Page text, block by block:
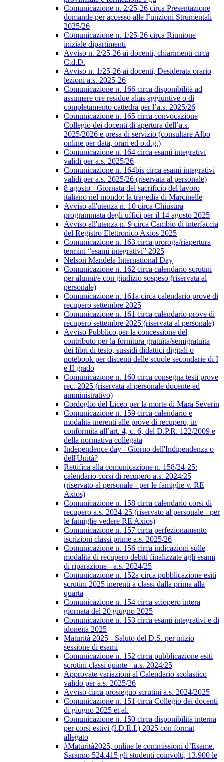
Comunicazione n. 2/25-26 circa Presentazione
domande per accesso alle Funzioni Strumentali
2025/26
Comunicazione n. 1/25-26 circa Riunione
iniziale dipartimenti
Avviso n. 2/25-26 ai docenti, chiarimenti circa
C.d.D.
Avviso n. 1/25-26 ai docenti, Desiderata orario
lezioni a.s. 2025-26
Comunicazione n. 166 circa disponibilità ad
assumere ore residue alias aggiuntive o di
completamento cattedra per l’a.s. 2025/26
Comunicazione n. 165 circa convocazione
Collegio dei docenti di apertura dell’a.s.
2025/2026 e presa di servizio (consultare Albo
online per data, orari ed o.d.g.)
Comunicazione n. 164 circa esami integrativi
validi per a.s. 2025/26
Comunicazione n. 164bis circa esami integrativi
validi per a.s. 2025/26 (riservata al personale)
8 agosto - Giornata del sacrificio del lavoro
italiano nel mondo: la tragedia di Marcinelle
Avviso all'utenza n. 10 circa Chiusura
programmata degli uffici per il 14 agosto 2025
Avviso all'utenza n. 9 circa Cambio di interfaccia
del Registro Elettronico Axios 2025
Comunicazione n. 163 circa proroga/riapertura
termini “esami integrativi” 2025
Nelson Mandela International Day
Comunicazione n. 162 circa calendario scrutini
per alunni/e con giudizio sospeso (riservata al
personale)
Comunicazione n. 161a circa calendario prove di
recupero settembre 2025
Comunicazione n. 161 circa calendario prove di
recupero settembre 2025 (riservata al personale)
Avviso Pubblico per la concessione del
contributo per la fornitura gratuita/semigratuita
dei libri di testo, sussidi didattici digitali o
notebook per discenti delle scuole secondarie di I
e II grado
Comunicazione n. 160 circa consegna testi prove
rec. 2025 (riservata al personale docente ed
amministrativo)
Cordoglio del Liceo per la morte di Mara Severin
Comunicazione n. 159 circa calendario e
modalità inerenti alle prove di recupero, in
conformità all’art. 4, c. 6, del D.P.R. 122/2009 e
della normativa collegata
Independence day - Giorno dell'Indipendenza o
dell'Unità?
Rettifica alla comunicazione n. 158/24-25:
calendario corsi di recupero a.s. 2024/25
(riservato al personale - per le famiglie v. RE
Axios)
Comunicazione n. 158 circa calendario corsi di
recupero a.s. 2024-25 (riservato al personale - per
le famiglie vedere RE Axios)
Comunicazione n. 157 circa perfezionamento
iscrizioni classi prime a.s. 2025/26
Comunicazione n. 156 circa indicazioni sulle
modalità di recupero debiti finalizzate agli esami
di riparazione - a.s. 2024/25
Comunicazione n. 152a circa pubblicazione esiti
scrutini 2025 inerenti a classi dalla prima alla
quarta
Comunicazione n. 154 circa sciopero intera
giornata del 20 giugno 2025
Comunicazione n. 153 circa esami integrativi e di
idoneità 2025
Maturità 2025 - Saluto del D.S. per inizio
sessione di esami
Comunicazione n. 152 circa pubblicazione esiti
scrutini classi quinte - a.s. 2024/25
Approvate variazioni al Calendario scolastico
valido per a.s. 2025/26
Avviso circa prosieguo scrutini a.s. 2024/2025
Comunicazione n. 151 circa Collegio dei docenti
di giugno 2025 et al.
Comunicazione n. 150 circa disponibilità interna
per corsi estivi (I.D.E.I.) 2025 con format
allegato
#Maturità2025, online le commissioni d’Esame.
Saranno 524.415 gli studenti coinvolti, 13.900 le